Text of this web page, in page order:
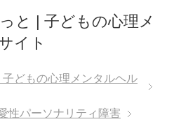
と | 子どもの心理メ
イト
どもの心理メンタルヘル
性パーソナリティ障害